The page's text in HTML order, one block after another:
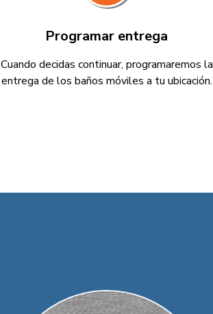
Programar entrega
Cuando decidas continuar, programaremos la
entrega de los baños móviles a tu ubicación.